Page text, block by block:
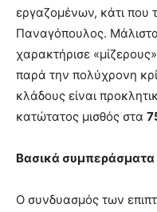
εργαζομένων, κάτι που
Παναγόπουλος.
χαρακτήρισε
παρά την πολύχρονη
κλάδους είναι
κατώτατος μισθός στα
Βασικά συμπεράσματα
Ο συνδυασμός των